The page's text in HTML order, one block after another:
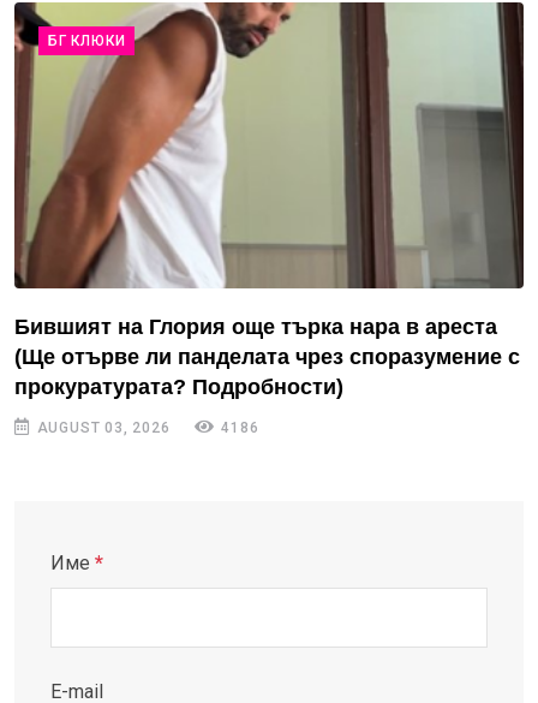
БГ КЛЮКИ
Бившият на Глория още търка нара в ареста
(Ще отърве ли панделата чрез споразумение с
прокуратурата? Подробности)
AUGUST 03, 2026 4186
Име *
E-mail